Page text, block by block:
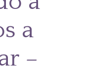
a
–